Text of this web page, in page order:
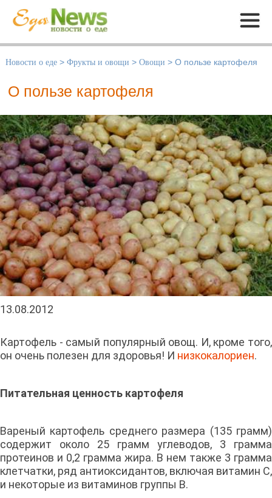
Меню
Новости о еде > Фрукты и овощи > Овощи > О пользе картофеля
О пользе картофеля
13.08.2012
Картофель - самый популярный овощ. И, кроме того,
он очень полезен для здоровья! И низкокалориен.
Питательная ценность картофеля
Вареный картофель среднего размера (135 грамм)
содержит около 25 грамм углеводов, 3 грамма
протеинов и 0,2 грамма жира. В нем также 3 грамма
клетчатки, ряд антиоксидантов, включая витамин С,
и некоторые из витаминов группы В.